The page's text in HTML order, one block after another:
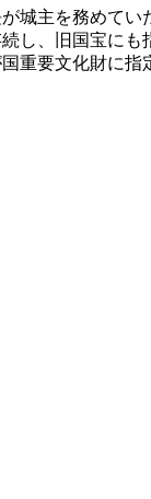
城主を務めて
、旧国宝に
重要文化財に指